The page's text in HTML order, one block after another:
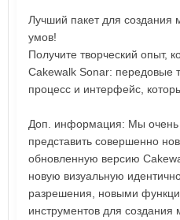
Лучший пакет для создания
умов!
Получите творческий опыт,
Cakewalk Sonar: передовые
процесс и интерфейс,
Доп. информация: Мы очень
представить совершенно
обновленную версию
новую визуальную
разрешения, новыми
инструментов для создания